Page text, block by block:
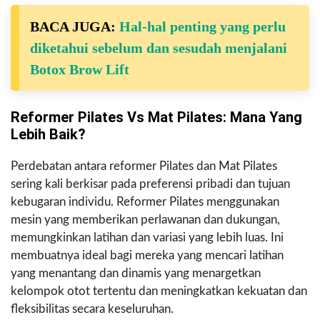
BACA JUGA: Hal-hal penting yang perlu
diketahui sebelum dan sesudah menjalani
Botox Brow Lift
Reformer Pilates Vs Mat Pilates: Mana Yang
Lebih Baik?
Perdebatan antara reformer Pilates dan Mat Pilates
sering kali berkisar pada preferensi pribadi dan tujuan
kebugaran individu. Reformer Pilates menggunakan
mesin yang memberikan perlawanan dan dukungan,
memungkinkan latihan dan variasi yang lebih luas. Ini
membuatnya ideal bagi mereka yang mencari latihan
yang menantang dan dinamis yang menargetkan
kelompok otot tertentu dan meningkatkan kekuatan dan
fleksibilitas secara keseluruhan.